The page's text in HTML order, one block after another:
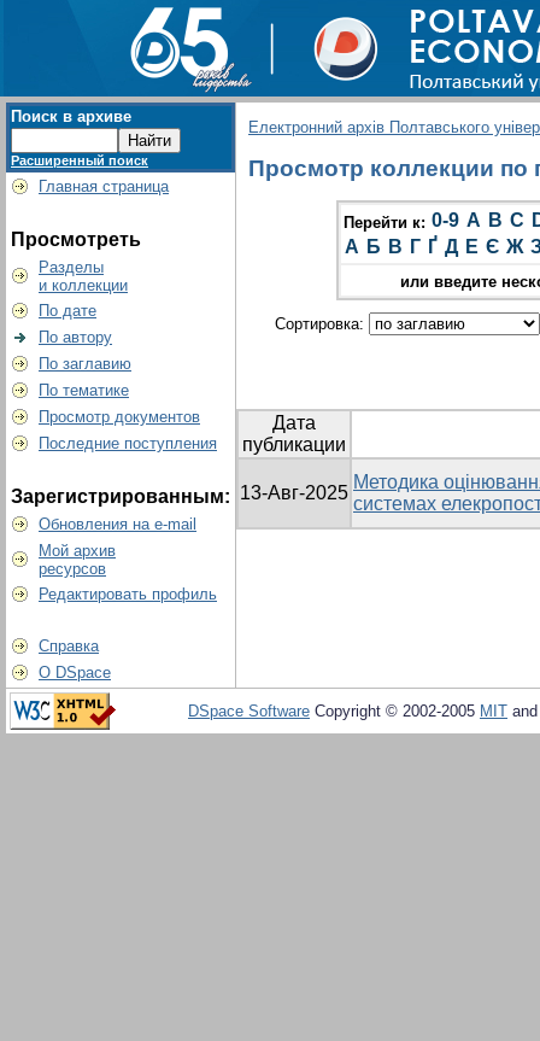
Поиск в архиве
Расширенный поиск
Главная страница
Просмотреть
Разделы
и коллекции
По дате
По автору
По заглавию
По тематике
Просмотр документов
Последние поступления
Зарегистрированным:
Обновления на e-mail
Мой архив
ресурсов
Редактировать профиль
Справка
О DSpace
Електронний архів Полтавського
Просмотр коллекции по
Перейти к: 0-9 A B C
А Б В Г Ґ Д Е Є Ж
или введите
Сортировка:
Дата
публикации
13-Авг-2025
Методика
системах
DSpace Software Copyright © 2002-2005 MIT